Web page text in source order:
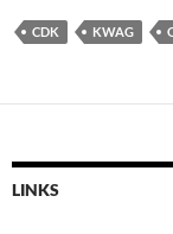
CDK KWAG
LINKS